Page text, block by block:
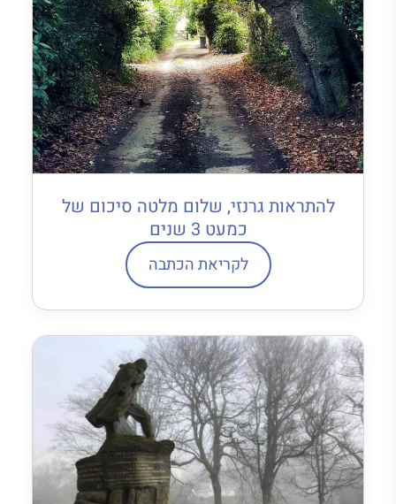
להתראות גרנזי, שלום מלטה סיכום של
כמעט 3 שנים
לקריאת הכתבה